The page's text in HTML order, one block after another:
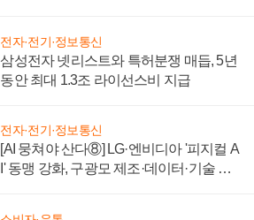
전자·전기·정보통신
삼성전자 넷리스트와 특허분쟁 매듭, 5년
동안 최대 1.3조 라이선스비 지급
전자·전기·정보통신
[AI 뭉쳐야 산다⑧] LG·엔비디아 '피지컬 A
I' 동맹 강화, 구광모 제조·데이터·기술 결